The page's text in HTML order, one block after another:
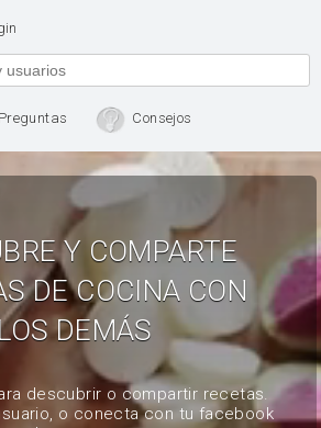
Preguntas Consejos
Y COMPARTE
DE COCINA CON
DEMÁS
descubrir o compartir recetas.
o conecta con tu facebook